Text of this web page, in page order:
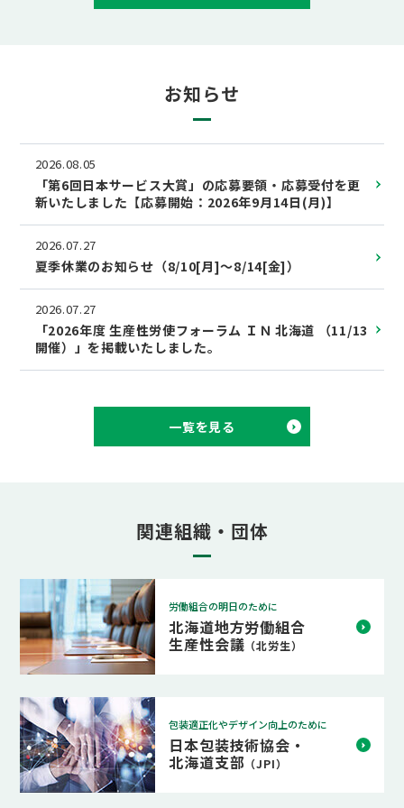
お知らせ
2026.08.05
「第6回日本サービス大賞」の応募要領・応募受付を更
新いたしました【応募開始：2026年9月14日(月)】
2026.07.27
夏季休業のお知らせ（8/10[月]～8/14[金]）
2026.07.27
「2026年度 生産性労使フォーラム ＩＮ 北海道 （11/13
開催）」を掲載いたしました。
一覧を見る
関連組織・団体
労働組合の明日のために
北海道地方労働組合
生産性会議 （北労生）
包装適正化やデザイン向上のために
日本包装技術協会・
北海道支部 （JPI）